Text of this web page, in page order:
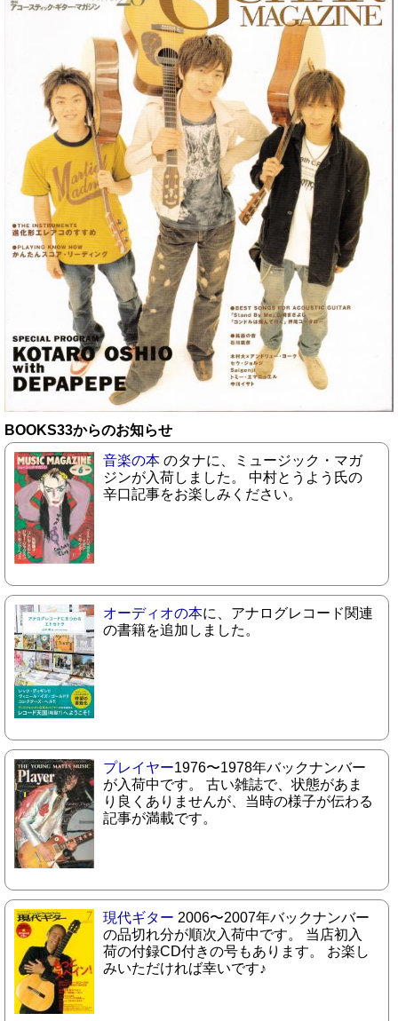
BOOKS33からのお知らせ
音楽の本 のタナに、ミュージック・マガ
ジンが入荷しました。 中村とうよう氏の
辛口記事をお楽しみください。
オーディオの本に、アナログレコード関連
の書籍を追加しました。
プレイヤー1976〜1978年バックナンバー
が入荷中です。 古い雑誌で、状態があま
り良くありませんが、当時の様子が伝わる
記事が満載です。
現代ギター 2006〜2007年バックナンバー
の品切れ分が順次入荷中です。 当店初入
荷の付録CD付きの号もあります。 お楽し
みいただければ幸いです♪